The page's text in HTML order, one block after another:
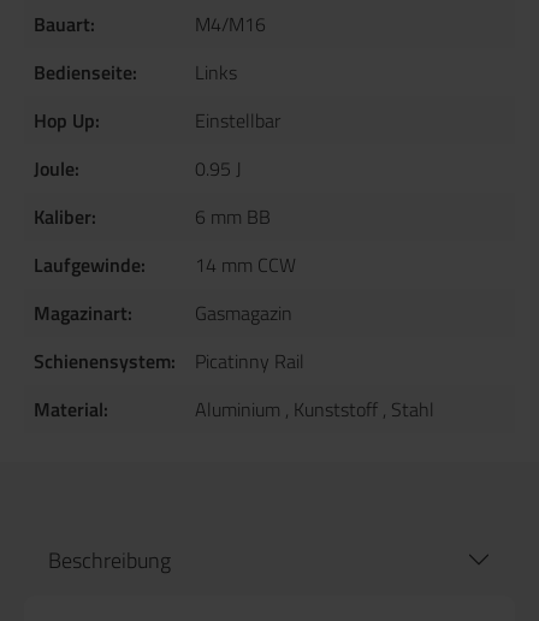
Bauart:
M4/M16
Bedienseite:
Links
Hop Up:
Einstellbar
Joule:
0.95 J
Kaliber:
6 mm BB
Laufgewinde:
14 mm CCW
Magazinart:
Gasmagazin
Schienensystem:
Picatinny Rail
Material:
Aluminium , Kunststoff , Stahl
Beschreibung